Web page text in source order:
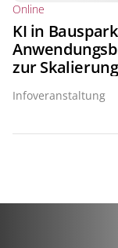
Online
KI in
zur
Infoveranstaltung